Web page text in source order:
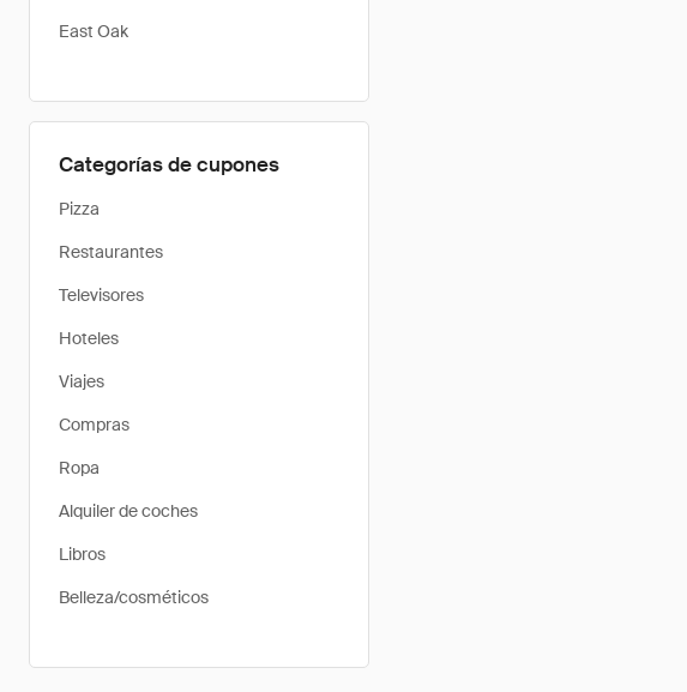
East Oak
Categorías de cupones
Pizza
Restaurantes
Televisores
Hoteles
Viajes
Compras
Ropa
Alquiler de coches
Libros
Belleza/cosméticos